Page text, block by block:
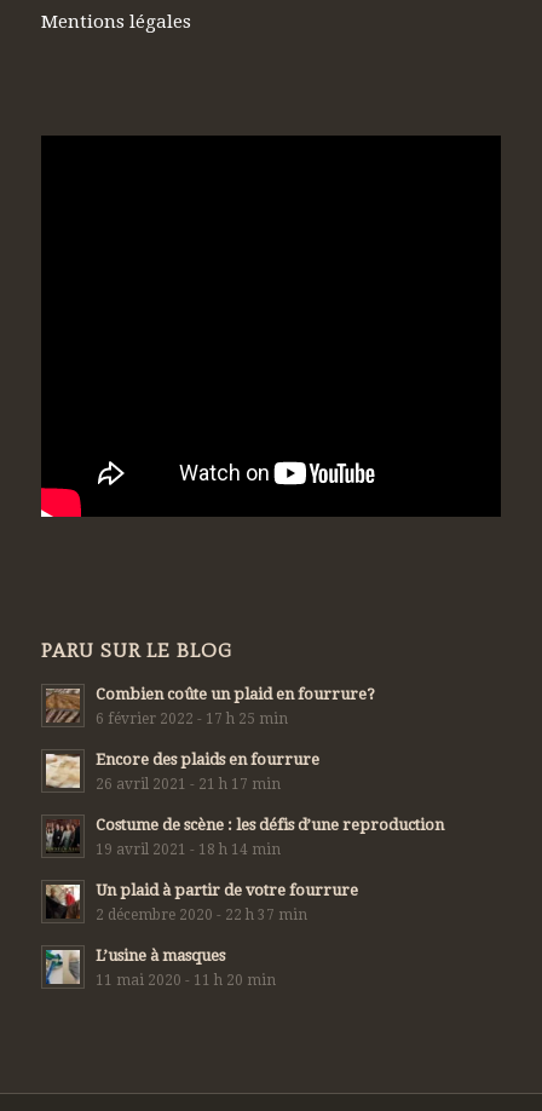
Mentions légales
PARU SUR LE BLOG
Combien coûte un plaid en fourrure?
6 février 2022 - 17 h 25 min
Encore des plaids en fourrure
26 avril 2021 - 21 h 17 min
Costume de scène : les défis d’une reproduction
19 avril 2021 - 18 h 14 min
Un plaid à partir de votre fourrure
2 décembre 2020 - 22 h 37 min
L’usine à masques
11 mai 2020 - 11 h 20 min